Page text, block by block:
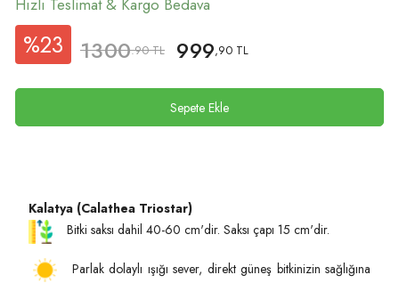
%23 1300.90 TL 999,90 TL
Sepete Ekle
Kalatya (Calathea Triostar)
Bitki saksı dahil 40-60 cm'dir. Saksı çapı 15 cm'dir.
Parlak dolaylı ışığı sever, direkt güneş bitkinizin sağlığına